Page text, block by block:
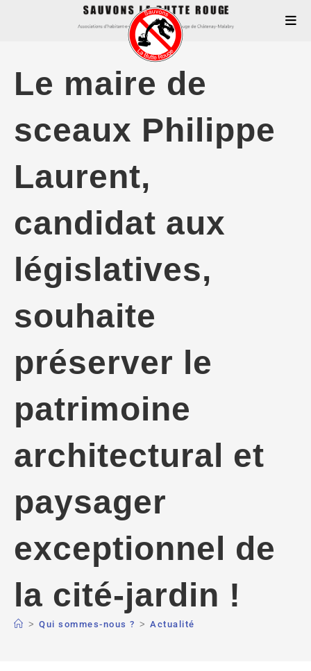
Le maire de
sceaux Philippe
Laurent,
candidat aux
législatives,
souhaite
préserver le
patrimoine
architectural et
paysager
exceptionnel de
la cité-jardin !
> Qui sommes-nous ? > Actualité